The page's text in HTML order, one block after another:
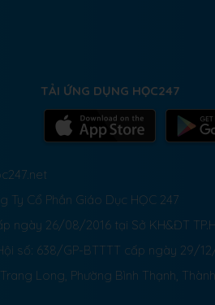
TẢI ỨNG DỤNG HỌC247
Ty Cổ Phần Giáo Dục HỌC 247
ngày 26/08/2016 tại Sở KH&ĐT
số: 638/GP-BTTTT cấp ngày 29/
Long, Phường Bình Thạnh,